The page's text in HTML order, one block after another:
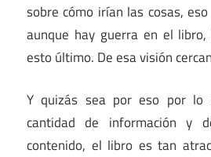
sobre cómo irían las cosas,
aunque hay guerra en el
esto último. De esa visión
Y quizás sea por eso por
cantidad de información y
contenido, el libro es tan